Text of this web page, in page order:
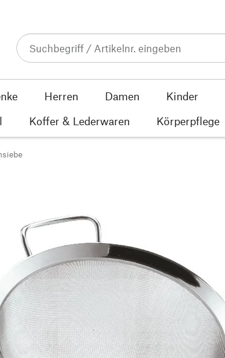
Herren Damen Kinder
Koffer & Lederwaren Körperpflege